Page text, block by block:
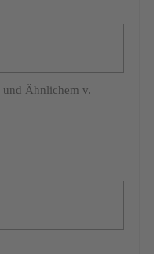
und Ähnlichem v.